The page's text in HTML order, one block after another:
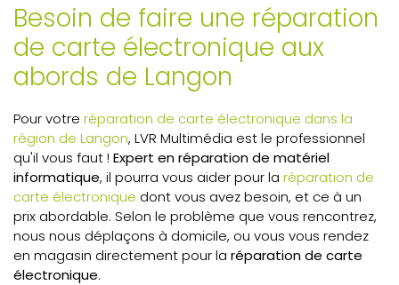
Besoin de faire une réparation
de carte électronique aux
abords de Langon
Pour votre réparation de carte électronique dans la
région de Langon, LVR Multimédia est le professionnel
qu'il vous faut ! Expert en réparation de matériel
informatique, il pourra vous aider pour la réparation de
carte électronique dont vous avez besoin, et ce à un
prix abordable. Selon le problème que vous rencontrez,
nous nous déplaçons à domicile, ou vous vous rendez
en magasin directement pour la réparation de carte
électronique.